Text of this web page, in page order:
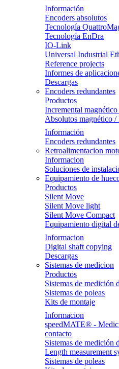
Información
Encoders absolutos
Tecnología
Tecnología EnDra
IO-Link
Universal Industrial
Reference projects
Informes de
Descargas
Encoders redundantes
Productos
Incremental
Absolutos magnético
Información
Encoders redundantes
Retroalimentacion
Informacion
Soluciones de
Equipamiento de
Productos
Silent Move
Silent Move light
Silent Move Compact
Equipamiento digital
Informacion
Digital shaft copying
Descargas
Sistemas de medicion
Productos
Sistemas de medición
Sistemas de poleas
Kits de montaje
Informacion
speedMATE® -
contacto
Sistemas de medición
Length measurement
Sistemas de poleas